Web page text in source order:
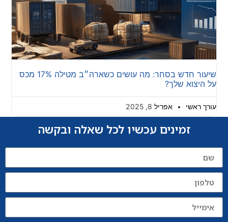
שיעור חדש בסחר: מה עושים כשארה״ב מטילה 17% מכס
על היצוא שלך?
עורך ראשי אפריל 8, 2025
זמינים עכשיו לכל שאלה ובקשה